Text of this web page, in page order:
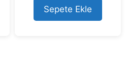
o
f
5
Sepete Ekle